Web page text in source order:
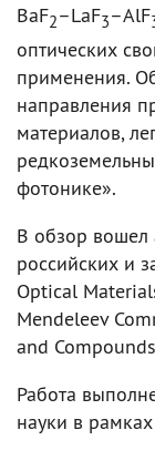
BaF2–LaF3–AlF
оптических
применения.
направления
материалов,
фотонике».
В обзор вошел
российских и
Optical
Mendeleev
and
Работа
науки в